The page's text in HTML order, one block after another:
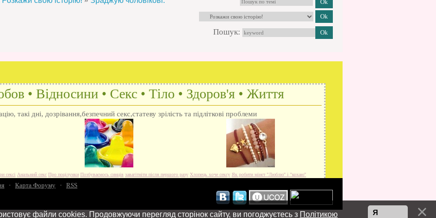
Пошук:
• Відносини • Секс • Тіло • Здоров'я • Життя
такі дні, дозрівання,безпечний секс,статеву зрілість та підліткові проблеми
сексі Анальний секс Про поцілунки Позбуваємось синців завагітніти після першого разу Хлопець хоче сексу Як робити мінєт "Люблю" і "кохаю"
· Карта Форуму · RSS
файли cookies. Продовжуючи перегляд сторінок сайту, ви погоджуєтесь з Політикою Я